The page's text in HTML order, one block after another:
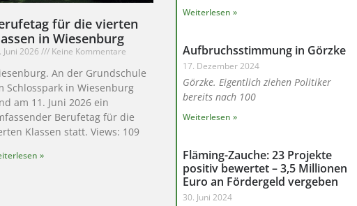
für die vierten
in Wiesenburg
Juni 2026 Keine Kommentare
An der Grundschule
Schlosspark in Wiesenburg
am 11. Juni 2026 ein
Berufetag für die
Klassen statt. Views: 109
»
Weiterlesen »
Aufbruchsstimmung in Görzke
17. Dezember 2024
Görzke. Eigentlich ziehen Politiker
bereits nach 100
Weiterlesen »
Fläming-Zauche: 23 Projekte
positiv bewertet – 3,5 Millionen
Euro an Fördergeld vergeben
30. Juni 2024